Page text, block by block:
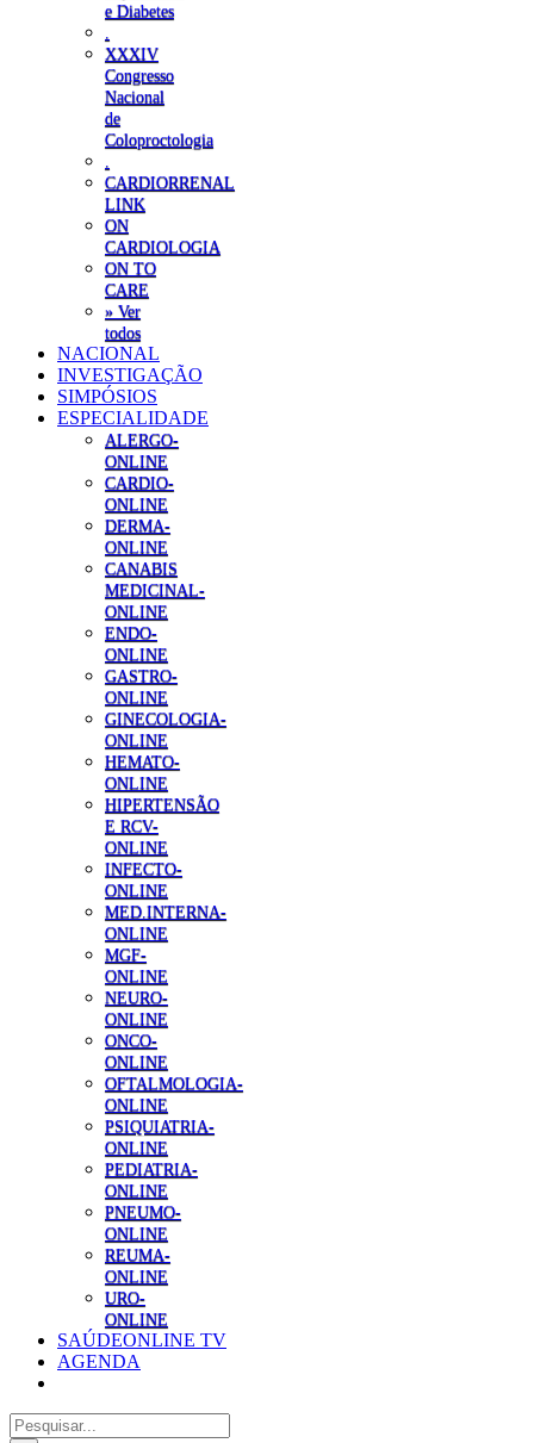
e Diabetes
XXXIV
Congresso
Nacional
de
Coloproctologia
CARDIORRENAL
LINK
ON
CARDIOLOGIA
ON TO
CARE
» Ver
todos
NACIONAL
INVESTIGAÇÃO
SIMPÓSIOS
ESPECIALIDADE
ALERGO-
ONLINE
CARDIO-
ONLINE
DERMA-
ONLINE
CANABIS
MEDICINAL-
ONLINE
ENDO-
ONLINE
GASTRO-
ONLINE
GINECOLOGIA-
ONLINE
HEMATO-
ONLINE
HIPERTENSÃO
E RCV-
ONLINE
INFECTO-
ONLINE
MED.INTERNA-
ONLINE
MGF-
ONLINE
NEURO-
ONLINE
ONCO-
ONLINE
OFTALMOLOGIA-
ONLINE
PSIQUIATRIA-
ONLINE
PEDIATRIA-
ONLINE
PNEUMO-
ONLINE
REUMA-
ONLINE
URO-
ONLINE
SAÚDEONLINE TV
AGENDA
Pesquisar